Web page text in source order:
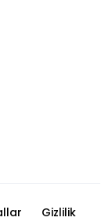
Gizlilik